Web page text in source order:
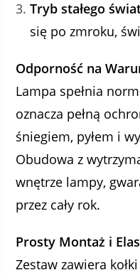
Tryb stałego
się po zmroku,
Odporność na
Lampa spełnia
oznacza pełną
śniegiem, pyłem i
Obudowa z
wnętrze lampy,
przez cały rok.
Prosty Montaż i
Zestaw zawiera